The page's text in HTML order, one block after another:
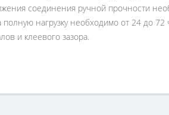
соединения ручной прочности
нагрузку необходимо от 24 до
и клеевого зазора.